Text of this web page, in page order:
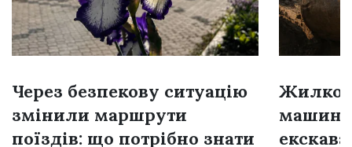
Через безпекову ситуацію
змінили маршрути
поїздів: що потрібно знати